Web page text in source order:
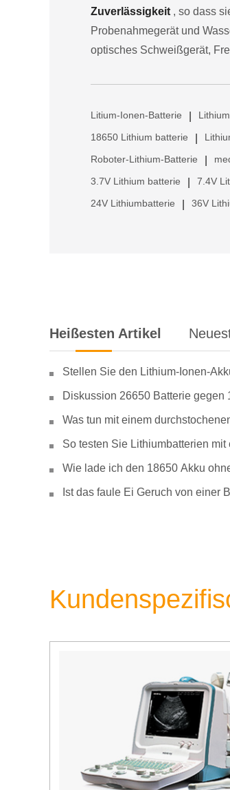
Zuverlässigkeit , so dass
Probenahmegerät und
optisches Schweißgerät,
Litium-Ionen-Batterie
18650 Lithium batterie
Roboter-Lithium-Batterie
3.7V Lithium batterie
7.4V
24V Lithiumbatterie
36V
Heißesten Artikel
Stellen Sie den Lithium-Ionen-
Diskussion 26650 Batterie gegen
Was tun mit einem
So testen Sie Lithiumbatterien mit
Wie lade ich den 18650 Akku
Ist das faule Ei Geruch von einer